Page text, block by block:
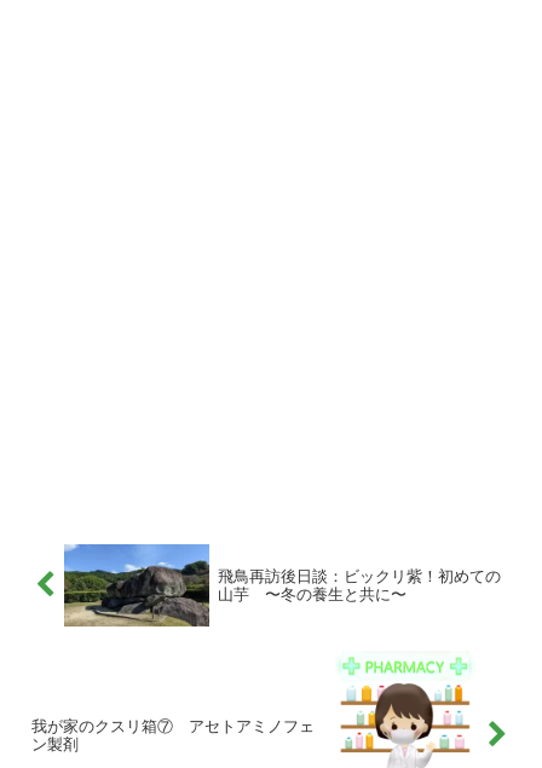
飛鳥再訪後日談：ビックリ紫！初めての
山芋 〜冬の養生と共に〜
我が家のクスリ箱⑦ アセトアミノフェ
ン製剤